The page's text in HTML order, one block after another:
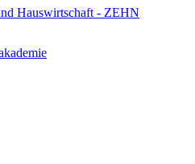
Hauswirtschaft - ZEHN